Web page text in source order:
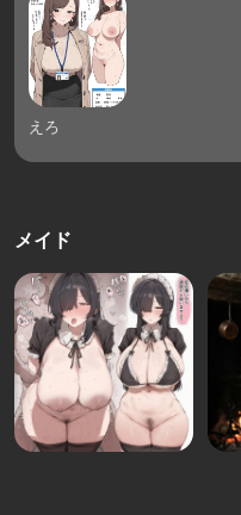
えろ
メイド